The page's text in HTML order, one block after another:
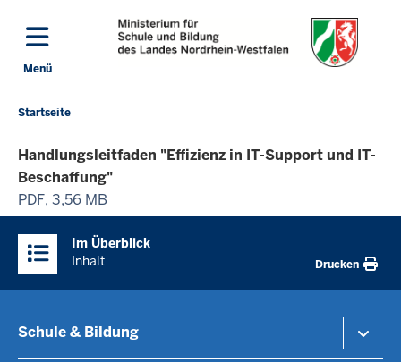
Direkt zum Inhalt
Menü
Sie
sich
hier
Startseite
Handlungsleitfaden "Effizienz in IT-Support und IT-
Beschaffung"
PDF, 3,56 MB
Inhalte
Im Überblick
Inhalt
Drucken
Schule & Bildung